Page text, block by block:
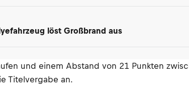
löst Großbrand aus
und einem Abstand von 21 Punkten
Titelvergabe an.